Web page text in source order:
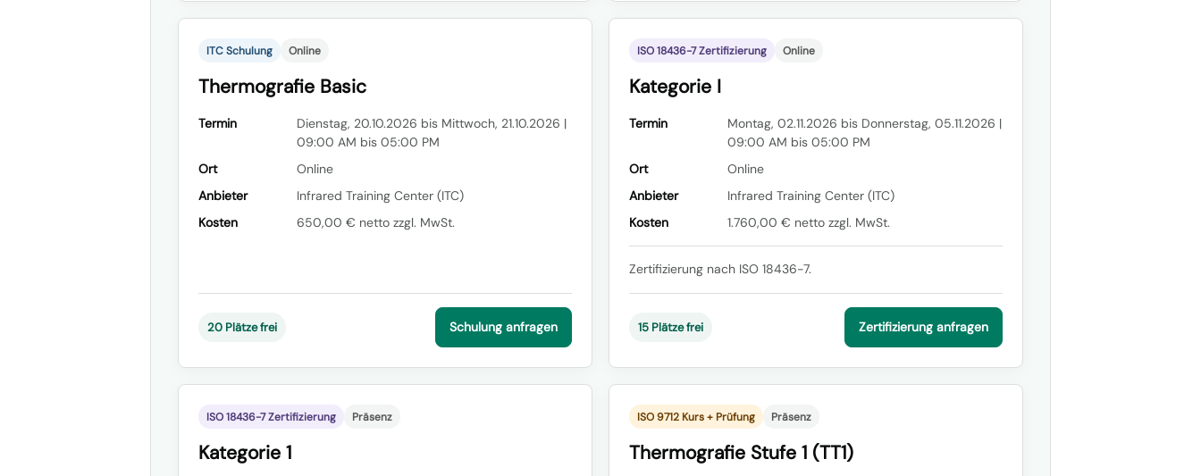
ITC Schulung Online
Thermografie Basic
Termin
Dienstag, 20.10.2026 bis Mittwoch, 21.10.2026 |
09:00 AM bis 05:00 PM
Ort
Online
Anbieter
Infrared Training Center (ITC)
Kosten
650,00 € netto zzgl. MwSt.
20 Plätze frei Schulung anfragen
ISO 18436-7 Zertifizierung Online
Kategorie I
Termin
Montag, 02.11.2026 bis Donnerstag, 05.11.2026 |
09:00 AM bis 05:00 PM
Ort
Online
Anbieter
Infrared Training Center (ITC)
Kosten
1.760,00 € netto zzgl. MwSt.
Zertifizierung nach ISO 18436-7.
15 Plätze frei Zertifizierung anfragen
ISO 18436-7 Zertifizierung Präsenz
Kategorie 1
ISO 9712 Kurs + Prüfung Präsenz
Thermografie Stufe 1 (TT1)